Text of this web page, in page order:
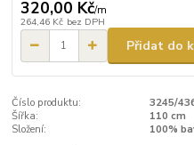
320,00 Kč/m
264,46 Kč bez DPH
Přidat do
Číslo produktu:
3245/
Šířka:
110 cm
Složení:
100%